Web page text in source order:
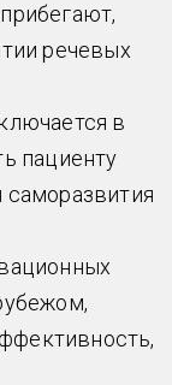
речевых
в
пациенту